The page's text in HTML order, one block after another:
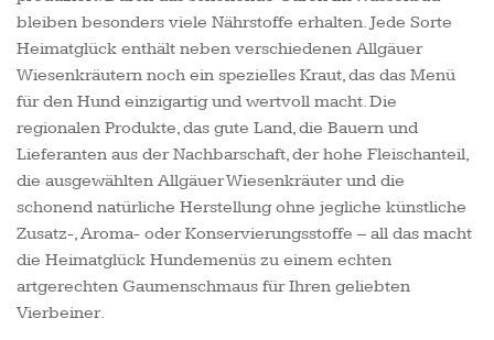
bleiben besonders viele Nährstoffe erhalten. Jede Sorte
Heimatglück enthält neben verschiedenen Allgäuer
Wiesenkräutern noch ein spezielles Kraut, das das Menü
für den Hund einzigartig und wertvoll macht. Die
regionalen Produkte, das gute Land, die Bauern und
Lieferanten aus der Nachbarschaft, der hohe Fleischanteil,
die ausgewählten Allgäuer Wiesenkräuter und die
schonend natürliche Herstellung ohne jegliche künstliche
Zusatz-, Aroma- oder Konservierungsstoffe – all das macht
die Heimatglück Hundemenüs zu einem echten
artgerechten Gaumenschmaus für Ihren geliebten
Vierbeiner.